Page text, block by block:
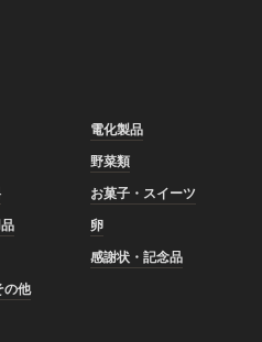
電化製品
野菜類
お菓子・スイーツ
卵
感謝状・記念品
の他